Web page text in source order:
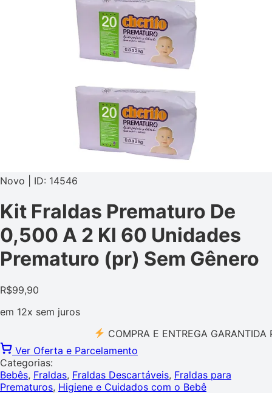
Novo | ID: 14546
Kit Fraldas Prematuro De
0,500 A 2 Kl 60 Unidades
Prematuro (pr) Sem Gênero
R$99,90
em 12x sem juros
COMPRA E ENTREGA GARANTIDA
Ver Oferta e Parcelamento
Categorias:
Bebês, Fraldas, Fraldas Descartáveis, Fraldas para
Prematuros, Higiene e Cuidados com o Bebê